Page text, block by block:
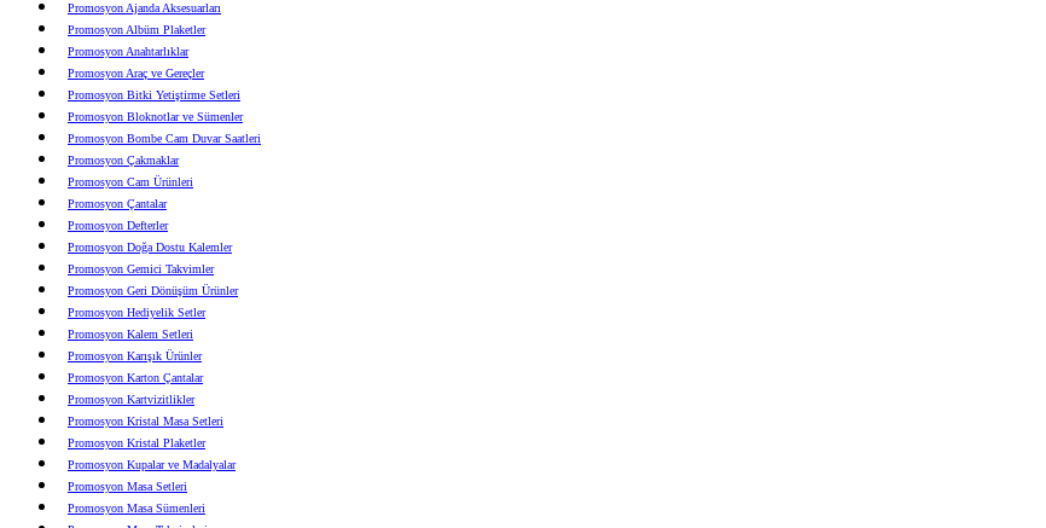
Promosyon Ajanda Aksesuarları
Promosyon Albüm Plaketler
Promosyon Anahtarlıklar
Promosyon Araç ve Gereçler
Promosyon Bitki Yetiştirme Setleri
Promosyon Bloknotlar ve Sümenler
Promosyon Bombe Cam Duvar Saatleri
Promosyon Çakmaklar
Promosyon Cam Ürünleri
Promosyon Çantalar
Promosyon Defterler
Promosyon Doğa Dostu Kalemler
Promosyon Gemici Takvimler
Promosyon Geri Dönüşüm Ürünler
Promosyon Hediyelik Setler
Promosyon Kalem Setleri
Promosyon Karışık Ürünler
Promosyon Karton Çantalar
Promosyon Kartvizitlikler
Promosyon Kristal Masa Setleri
Promosyon Kristal Plaketler
Promosyon Kupalar ve Madalyalar
Promosyon Masa Setleri
Promosyon Masa Sümenleri